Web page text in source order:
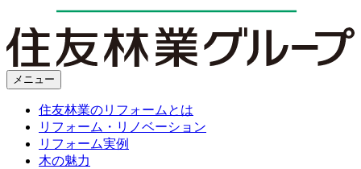
メニュー
住友林業のリフォームとは
リフォーム・リノベーション
リフォーム実例
木の魅力